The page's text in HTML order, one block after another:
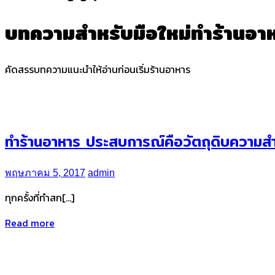
บทความสำหรับมือใหม่ทำร้านอา
คัดสรรบทความแนะนำให้อ่านก่อนเริ่มร้านอาหาร
ทำร้านอาหาร ประสบการณ์คือวัตถุดิบความส
พฤษภาคม 5, 2017 admin
ทุกครั้งที่ทำสก[…]
Read more